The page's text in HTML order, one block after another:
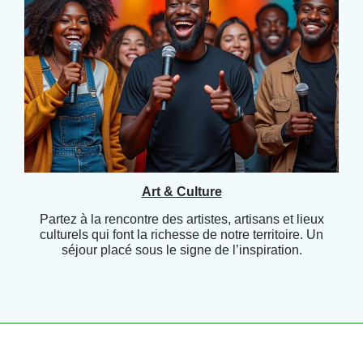
Art & Culture
Partez à la rencontre des artistes, artisans et lieux
culturels qui font la richesse de notre territoire. Un
séjour placé sous le signe de l’inspiration.